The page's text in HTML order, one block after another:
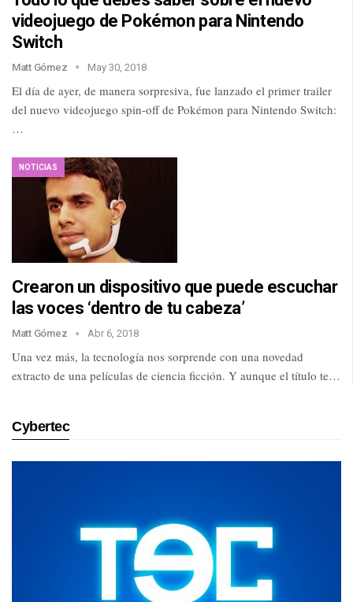
videojuego de Pokémon para Nintendo
Switch
Matt Gómez May 30, 2018
El día de ayer, de manera sorpresiva, fue lanzado el primer trailer
del nuevo videojuego spin-off de Pokémon para Nintendo Switch:
…
NOTICIAS
Crearon un dispositivo que puede escuchar
las voces ‘dentro de tu cabeza’
Matt Gómez Abr 6, 2018
Una vez más, la tecnología nos sorprende con una novedad
extracto de una películas de ciencia ficción. Y aunque el título te…
Cybertec